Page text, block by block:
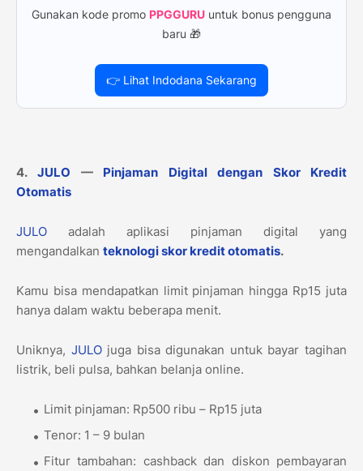
Gunakan kode promo PPGGURU untuk bonus pengguna
baru 🎁
👉 Lihat Indodana Sekarang
4.JULO — Pinjaman Digital dengan Skor Kredit
Otomatis
JULO adalah aplikasi pinjaman digital yang
mengandalkan teknologi skor kredit otomatis.
Kamu bisa mendapatkan limit pinjaman hingga Rp15 juta
hanya dalam waktu beberapa menit.
Uniknya, JULOjuga bisa digunakan untuk bayar tagihan
listrik, beli pulsa, bahkan belanja online.
Limit pinjaman: Rp500 ribu – Rp15 juta
Tenor: 1 – 9 bulan
Fitur tambahan: cashback dan diskon pembayaran